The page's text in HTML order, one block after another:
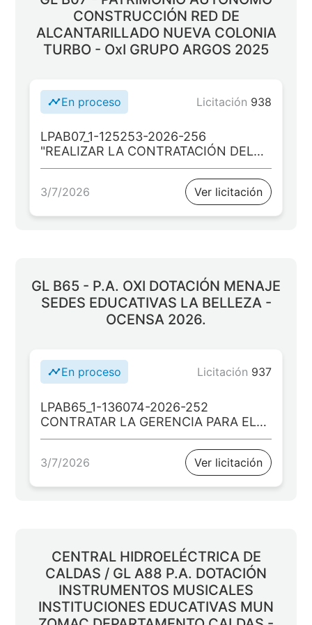
20250214000366”
CONSTRUCCIÓN RED DE
ALCANTARILLADO NUEVA COLONIA
TURBO - OxI GRUPO ARGOS 2025
En proceso Licitación 938
LPAB07_1-125253-2026-256
"REALIZAR LA CONTRATACIÓN DEL
EJECUTOR DE LAS OBRAS DE
INFRAESTRUCTURA CIVIL DEL
PROYECTO: “CONSTRUCCIÓN DE LA
RED DE ALCANTARILLADO DEL
CÓDIGO BPIN 20250214000104.
3/7/2026 Ver licitación
GL B65 - P.A. OXI DOTACIÓN MENAJE
SEDES EDUCATIVAS LA BELLEZA -
OCENSA 2026.
En proceso Licitación 937
LPAB65_1-136074-2026-252
CONTRATAR LA GERENCIA PARA EL
PROYECTO: “DOTACIÓN DE MENAJE
PARA SEDES EDUCATIVAS EN EL
MUNICIPIO DE LA BELLEZA BPIN
3/7/2026 Ver licitación
CENTRAL HIDROELÉCTRICA DE
CALDAS / GL A88 P.A. DOTACIÓN
INSTRUMENTOS MUSICALES
INSTITUCIONES EDUCATIVAS MUN